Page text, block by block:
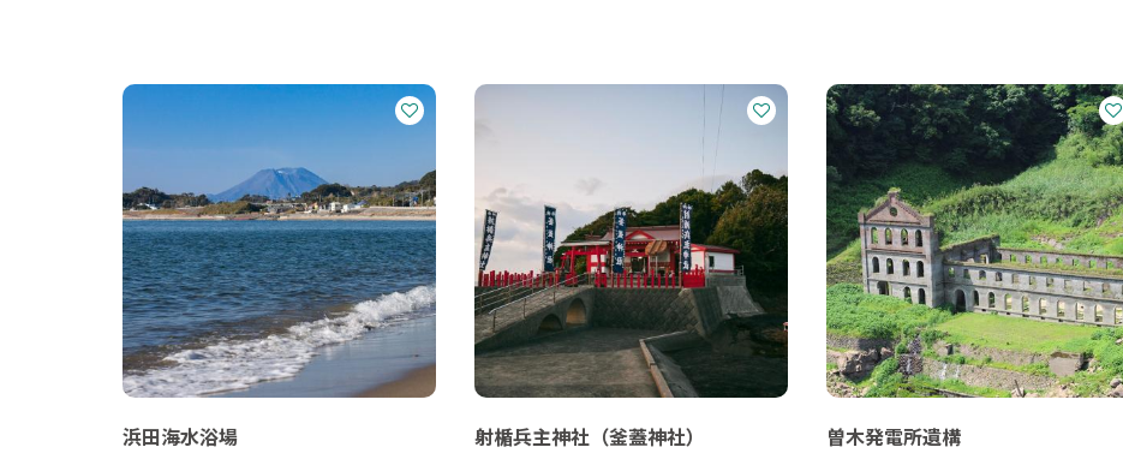
浜田海水浴場 射楯兵主神社（釜蓋神社） 曽木発電所遺構